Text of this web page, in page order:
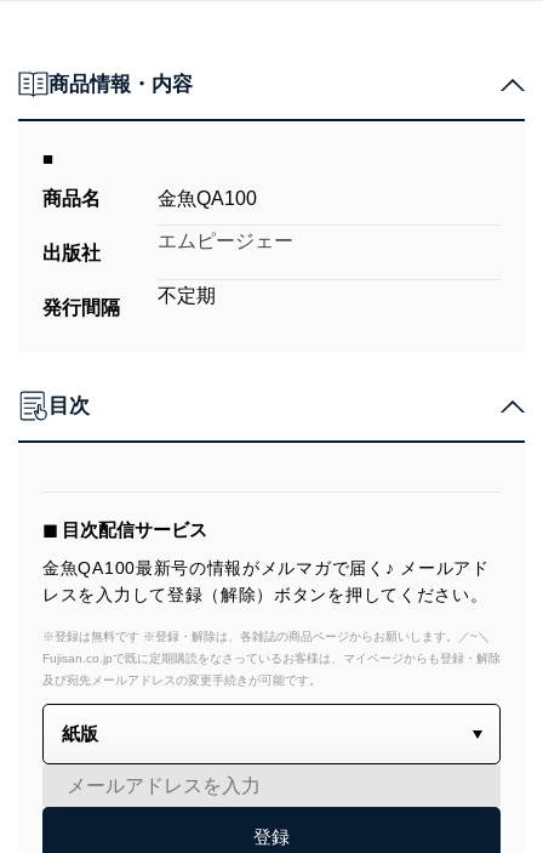
商品情報・内容
■
商品名
金魚QA100
出版社
エムピージェー
発行間隔
不定期
目次
◼︎ 目次配信サービス
金魚QA100最新号の情報がメルマガで届く♪ メールアド
レスを入力して登録（解除）ボタンを押してください。
※登録は無料です ※登録・解除は、各雑誌の商品ページからお願いします。／~＼
Fujisan.co.jpで既に定期購読をなさっているお客様は、マイページからも登録・解除
及び宛先メールアドレスの変更手続きが可能です。